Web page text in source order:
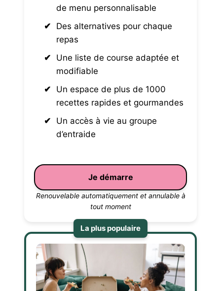
de menu personnalisable
Des alternatives pour chaque
repas
Une liste de course adaptée et
modifiable
Un espace de plus de 1000
recettes rapides et gourmandes
Un accès à vie au groupe
d’entraide
Je démarre
Renouvelable automatiquement et annulable à
tout moment